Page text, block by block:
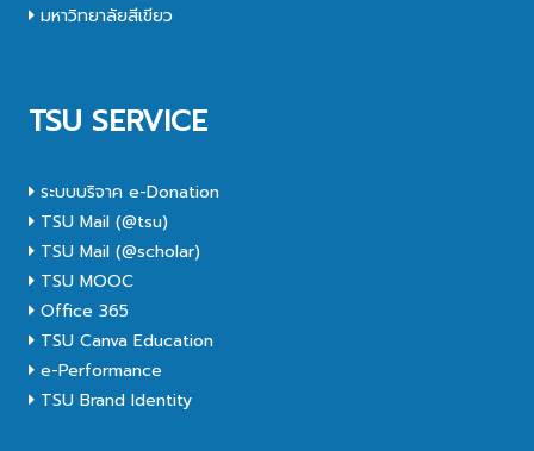
มหาวิทยาลัยสีเขียว
TSU SERVICE
ระบบบริจาค e-Donation
TSU Mail (@tsu)
TSU Mail (@scholar)
TSU MOOC
Office 365
TSU Canva Education
e-Performance
TSU Brand Identity